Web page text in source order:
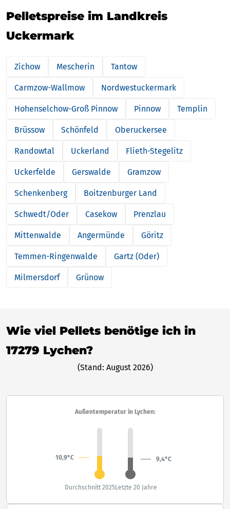
Pelletspreise im Landkreis
Uckermark
Zichow Mescherin Tantow
Carmzow-Wallmow Nordwestuckermark
Hohenselchow-Groß Pinnow Pinnow Templin
Brüssow Schönfeld Oberuckersee
Randowtal Uckerland Flieth-Stegelitz
Uckerfelde Gerswalde Gramzow
Schenkenberg Boitzenburger Land
Schwedt/Oder Casekow Prenzlau
Mittenwalde Angermünde Göritz
Temmen-Ringenwalde Gartz (Oder)
Milmersdorf Grünow
Wie viel Pellets benötige ich in
17279 Lychen?
(Stand: August 2026)
Außentemperatur in Lychen:
10,9°C 9,4°C
Durchschnitt 2025Letzte 20 Jahre